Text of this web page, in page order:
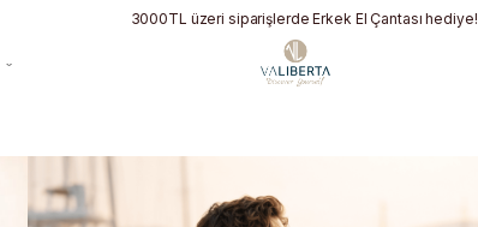
3000TL üzeri siparişlerde Erkek El Çantası hediye!